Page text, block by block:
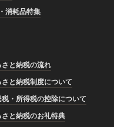
消耗品特集
さと納税の流れ
さと納税制度について
税・所得税の控除について
さと納税のお礼特典